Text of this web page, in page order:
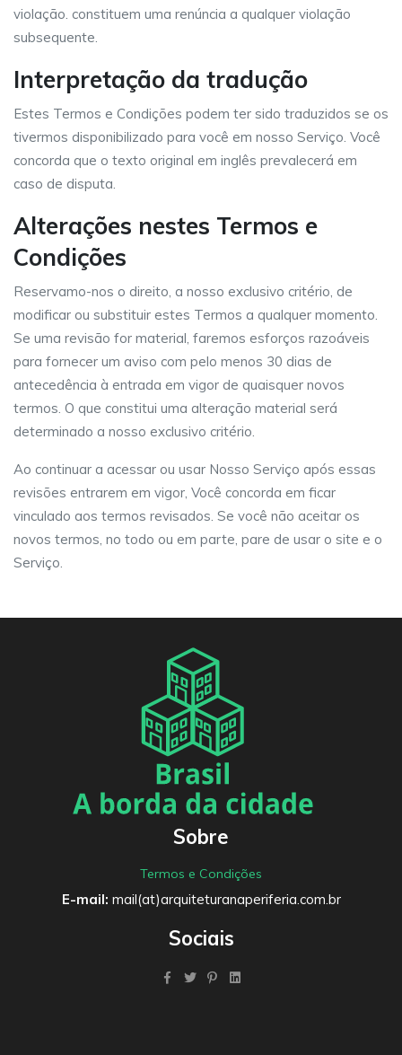
violação. constituem uma renúncia a qualquer violação
subsequente.
Interpretação da tradução
Estes Termos e Condições podem ter sido traduzidos se os
tivermos disponibilizado para você em nosso Serviço. Você
concorda que o texto original em inglês prevalecerá em
caso de disputa.
Alterações nestes Termos e
Condições
Reservamo-nos o direito, a nosso exclusivo critério, de
modificar ou substituir estes Termos a qualquer momento.
Se uma revisão for material, faremos esforços razoáveis ​​
para fornecer um aviso com pelo menos 30 dias de
antecedência à entrada em vigor de quaisquer novos
termos. O que constitui uma alteração material será
determinado a nosso exclusivo critério.
Ao continuar a acessar ou usar Nosso Serviço após essas
revisões entrarem em vigor, Você concorda em ficar
vinculado aos termos revisados. Se você não aceitar os
novos termos, no todo ou em parte, pare de usar o site e o
Serviço.
Sobre
Termos e Condições
E-mail: mail(at)arquiteturanaperiferia.com.br
Sociais